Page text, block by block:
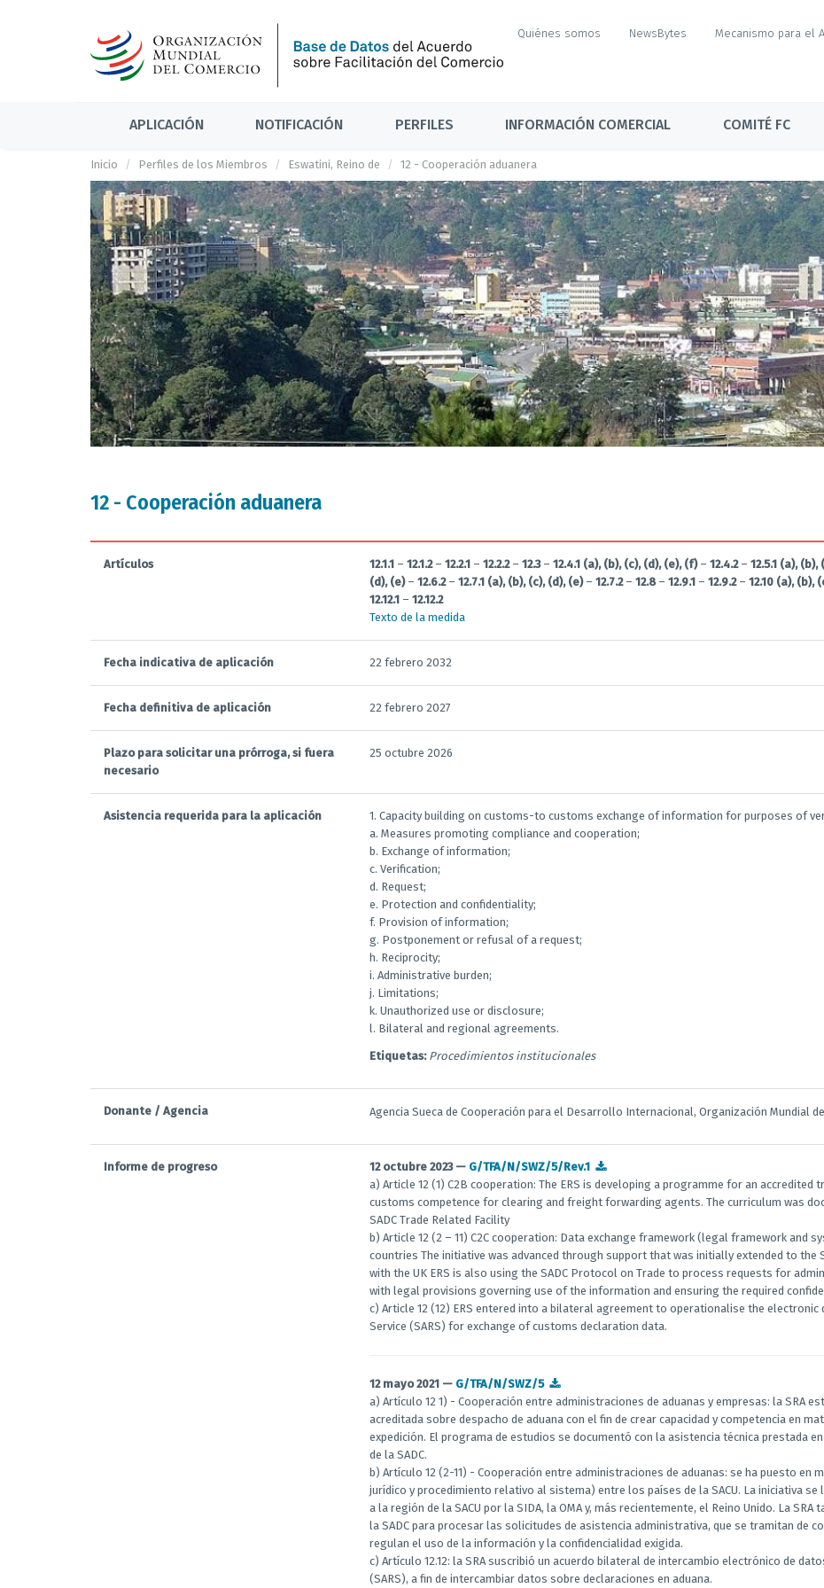
Quiénes somos NewsBytes Mecanismo para el
APLICACIÓN NOTIFICACIÓN PERFILES INFORMACIÓN COMERCIAL COMITÉ FC
Inicio Perfiles de los Miembros Eswatini, Reino de 12 - Cooperación aduanera
12 - Cooperación aduanera
Artículos 12.1.1 – 12.1.2– 12.2.1 – 12.2.2– 12.3– 12.4.1 (a), (b), (c), (d), (e), (f)– 12.4.2– 12.5.1 (a),
(d), (e)– 12.6.2– 12.7.1 (a), (b), (c), (d), (e)– 12.7.2– 12.8– 12.9.1 – 12.9.2– 12.10 (a), (b),
12.12.1 – 12.12.2
Texto de la medida
Fecha indicativa de aplicación 22 febrero 2032
Fecha definitiva de aplicación 22 febrero 2027
Plazo para solicitar una prórroga, si fuera
necesario
25 octubre 2026
Asistencia requerida para la aplicación
1. Capacity building on customs-to customs exchange of information for purposes of
a. Measures promoting compliance and cooperation;
b. Exchange of information;
c. Verification;
d. Request;
e. Protection and confidentiality;
f. Provision of information;
g. Postponement or refusal of a request;
h. Reciprocity;
i. Administrative burden;
j. Limitations;
k. Unauthorized use or disclosure;
l. Bilateral and regional agreements.
Etiquetas: Procedimientos institucionales
Donante / Agencia Agencia Sueca de Cooperación para el Desarrollo Internacional, Organización Mundial
Informe de progreso 12 octubre 2023 — G/TFA/N/SWZ/5/Rev.1
a) Article 12 (1) C2B cooperation: The ERS is developing a programme for an accredited
customs competence for clearing and freight forwarding agents. The curriculum was
SADC Trade Related Facility
b) Article 12 (2 – 11) C2C cooperation: Data exchange framework (legal framework and
countries The initiative was advanced through support that was initially extended to the
with the UK ERS is also using the SADC Protocol on Trade to process requests for
with legal provisions governing use of the information and ensuring the required
c) Article 12 (12) ERS entered into a bilateral agreement to operationalise the electronic
Service (SARS) for exchange of customs declaration data.
12 mayo 2021 — G/TFA/N/SWZ/5
a) Artículo 12 1) - Cooperación entre administraciones de aduanas y empresas: la SRA
acreditada sobre despacho de aduana con el fin de crear capacidad y competencia en
expedición. El programa de estudios se documentó con la asistencia técnica prestada
de la SADC.
b) Artículo 12 (2-11) - Cooperación entre administraciones de aduanas: se ha puesto en
jurídico y procedimiento relativo al sistema) entre los países de la SACU. La iniciativa
a la región de la SACU por la SIDA, la OMA y, más recientemente, el Reino Unido. La
la SADC para procesar las solicitudes de asistencia administrativa, que se tramitan de
regulan el uso de la información y la confidencialidad exigida.
c) Artículo 12.12: la SRA suscribió un acuerdo bilateral de intercambio electrónico de
(SARS), a fin de intercambiar datos sobre declaraciones en aduana.